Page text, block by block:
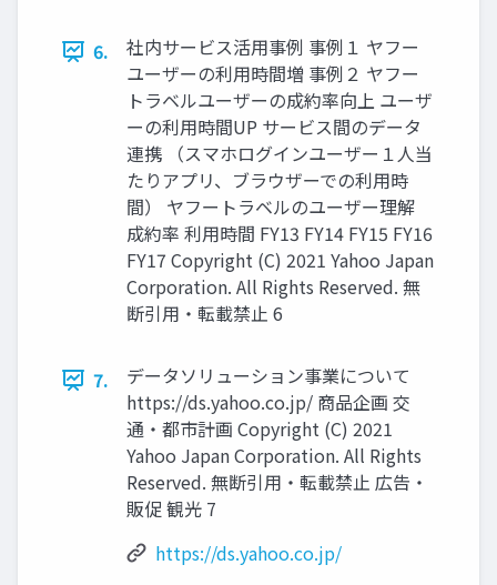
6.
社内サービス活⽤事例 事例１ ヤフー
ユーザーの利⽤時間増 事例２ ヤフー
トラベルユーザーの成約率向上 ユーザ
ーの利⽤時間UP サービス間のデータ
連携 （スマホログインユーザー１⼈当
たりアプリ、ブラウザーでの利⽤時
間） ヤフートラベルのユーザー理解
成約率 利⽤時間 FY13 FY14 FY15 FY16
FY17 Copyright (C) 2021 Yahoo Japan
Corporation. All Rights Reserved. 無
断引用・転載禁止 6
7.
データソリューション事業について
https://ds.yahoo.co.jp/ 商品企画 交
通・都市計画 Copyright (C) 2021
Yahoo Japan Corporation. All Rights
Reserved. 無断引用・転載禁止 広告・
販促 観光 7
https://ds.yahoo.co.jp/